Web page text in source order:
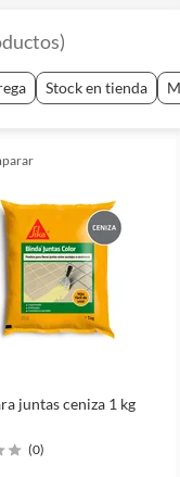
)
Stock en tienda
juntas ceniza 1 kg
(0)